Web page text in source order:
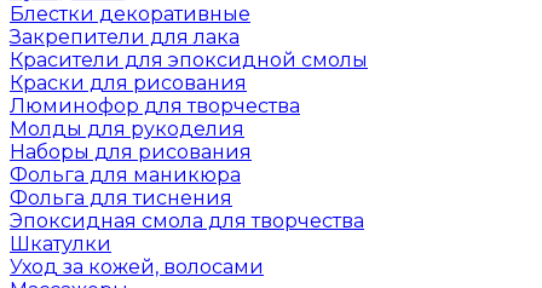
Блестки декоративные
Закрепители для лака
Красители для эпоксидной смолы
Краски для рисования
Люминофор для творчества
Молды для рукоделия
Наборы для рисования
Фольга для маникюра
Фольга для тиснения
Эпоксидная смола для творчества
Шкатулки
Уход за кожей, волосами